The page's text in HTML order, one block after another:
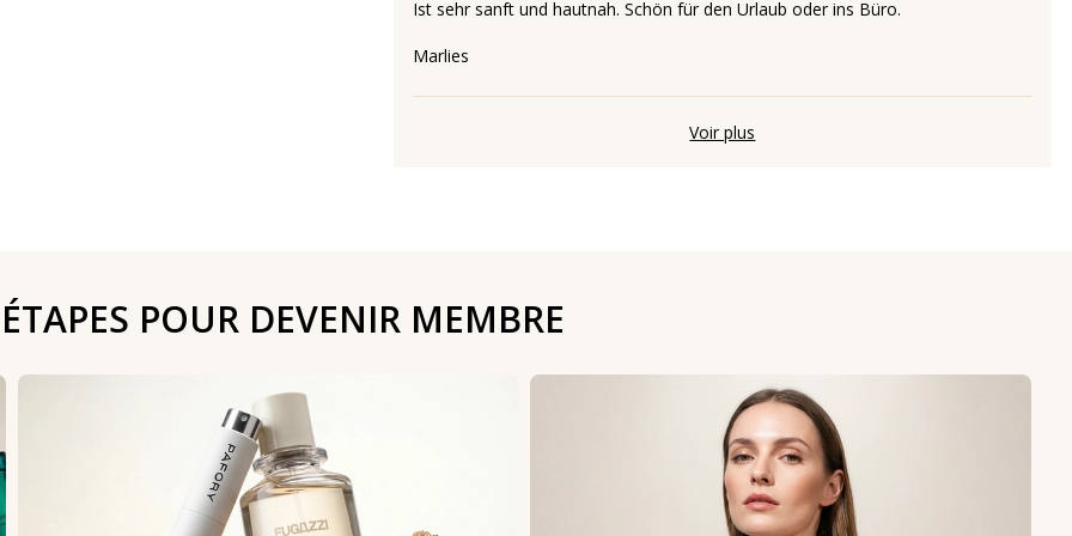
Ist sehr sanft und hautnah. Schön für den Urlaub oder ins Büro.
Marlies
Voir plus
POUR DEVENIR MEMBRE